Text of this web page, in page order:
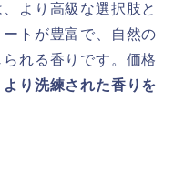
より高級な選択肢と
トが豊富で、自然の
れる香りです。価格
より洗練された香りを